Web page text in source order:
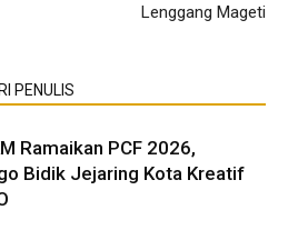
Lenggang Mageti
PENULIS
Ramaikan PCF 2026,
Bidik Jejaring Kota Kreatif